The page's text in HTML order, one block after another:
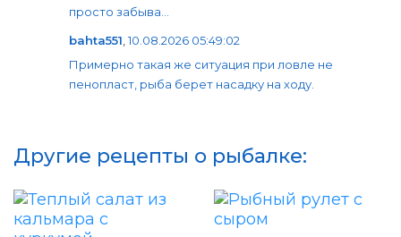
просто забыва...
bahta551 ,10.08.2026 05:49:02
Примерно такая же ситуация при ловле не
пенопласт, рыба берет насадку на ходу.
Другие рецепты о рыбалке: